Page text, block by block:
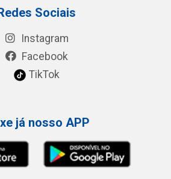
Sociais
Instagram
Facebook
TikTok
já nosso APP